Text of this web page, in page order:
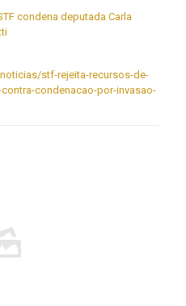
condena deputada Carla
stf-rejeita-recursos-de-
condenacao-por-invasao-